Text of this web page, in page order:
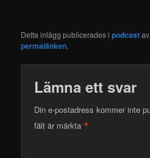
Detta inlägg publicerades ipodcast
permalänken.
Lämna ett svar
Din e-postadress kommer inte
fält är märkta*